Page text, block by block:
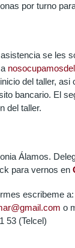
por turno
se les
del taller, asi
bancario. El
del taller.
Álamos.
para vernos en
escribeme a:
o
53 (Telcel)